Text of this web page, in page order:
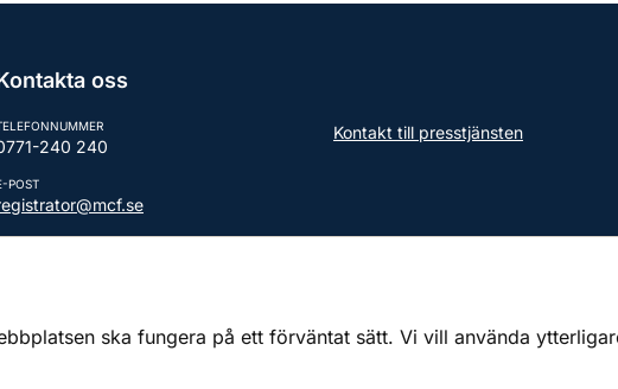
oss
240 240
POST
Kontakt till presstjänsten
ska fungera på ett förväntat sätt. Vi vill använda